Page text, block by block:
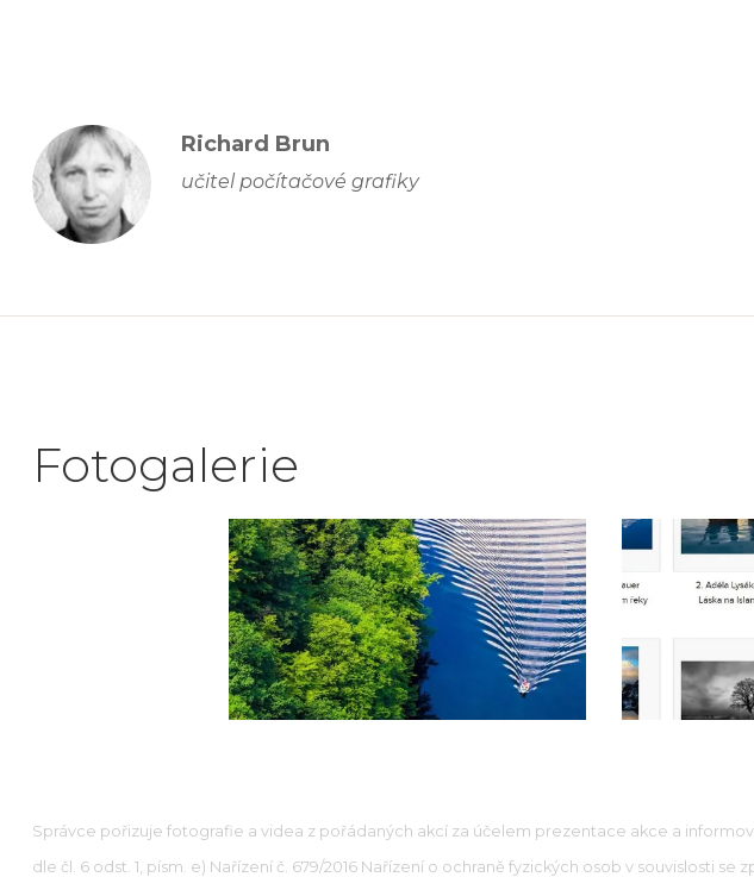
Richard Brun
učitel počítačové grafiky
Fotogalerie
Správce pořizuje fotografie a videa z pořádaných akcí za účelem prezentace akce a
dle čl. 6 odst. 1, písm. e) Nařízení č. 679/2016 Nařízení o ochraně fyzických osob v